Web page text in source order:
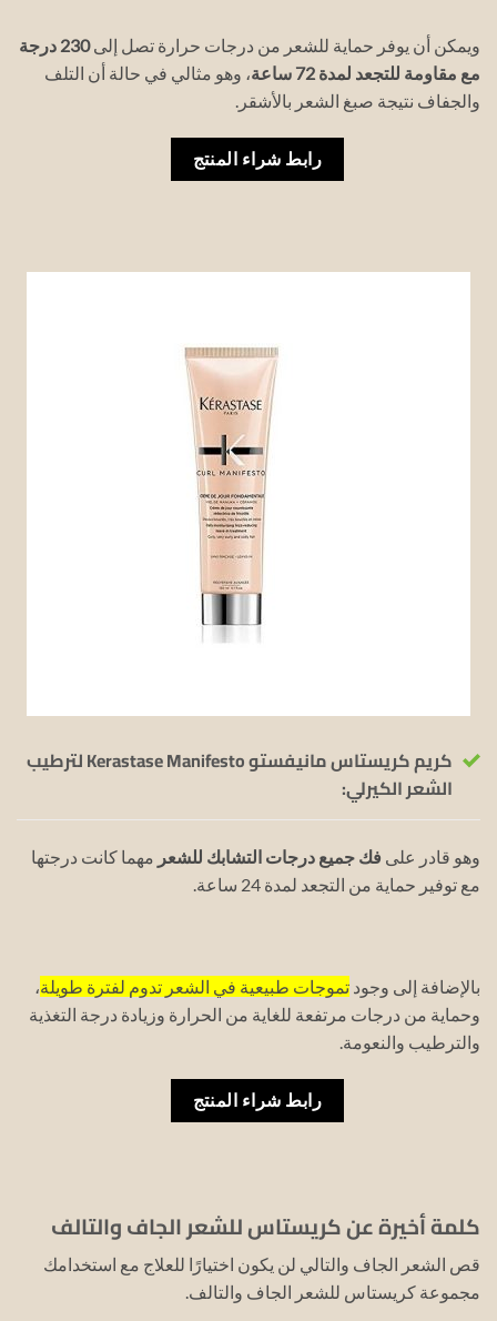
ويمكن أن يوفر حماية للشعر من درجات حرارة تصل إلى
230 درجة
مع مقاومة للتجعد لمدة 72 ساعة
، وهو مثالي في حالة أن التلف
والجفاف نتيجة صبغ الشعر بالأشقر.
رابط شراء المنتج
كريم كريستاس مانيفستو Kerastase Manifesto لترطيب
الشعر الكيرلي:
وهو قادر على فك جميع درجات التشابك للشعر مهما كانت درجتها
مع توفير حماية من التجعد لمدة 24 ساعة.
بالإضافة إلى وجود تموجات طبيعية في الشعر تدوم لفترة طويلة،
وحماية من درجات مرتفعة للغاية من الحرارة وزيادة درجة التغذية
والترطيب والنعومة.
رابط شراء المنتج
كلمة أخيرة عن كريستاس للشعر الجاف والتالف
قص الشعر الجاف والتالي لن يكون اختيارًا للعلاج مع استخدامك
مجموعة كريستاس للشعر الجاف والتالف.